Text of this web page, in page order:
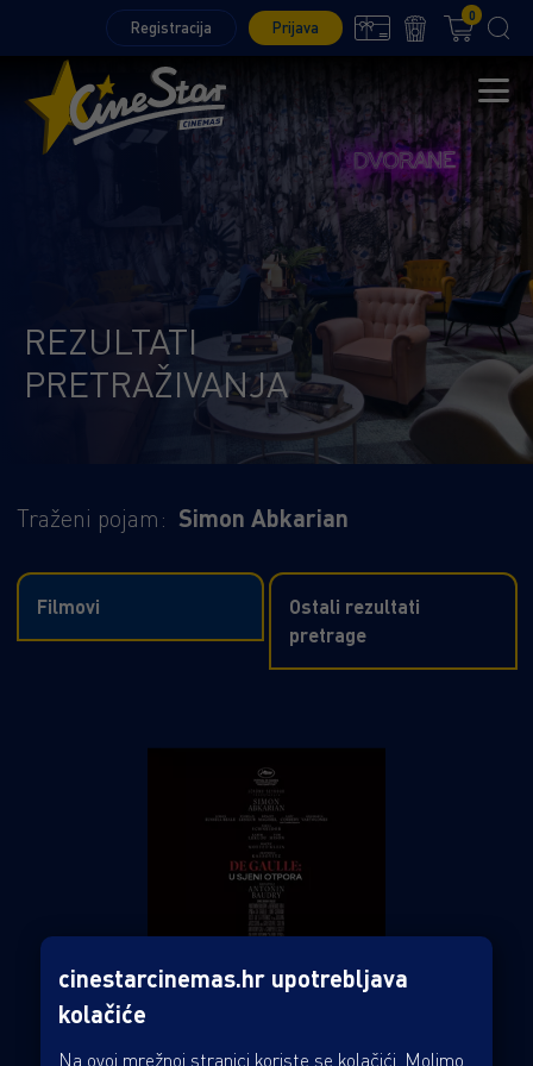
Registracija Prijava
0
REZULTATI
PRETRAŽIVANJA
Traženi pojam: Simon Abkarian
Filmovi
Ostali rezultati
pretrage
cinestarcinemas.hr upotrebljava
kolačiće
Na ovoj mrežnoj stranici koriste se kolačići. Molimo